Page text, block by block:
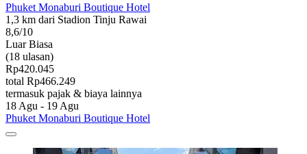
Phuket Monaburi Boutique Hotel
1,3 km dari Stadion Tinju Rawai
8,6/10
Luar Biasa
(18 ulasan)
Rp420.045
total Rp466.249
termasuk pajak & biaya lainnya
18 Agu - 19 Agu
Phuket Monaburi Boutique Hotel